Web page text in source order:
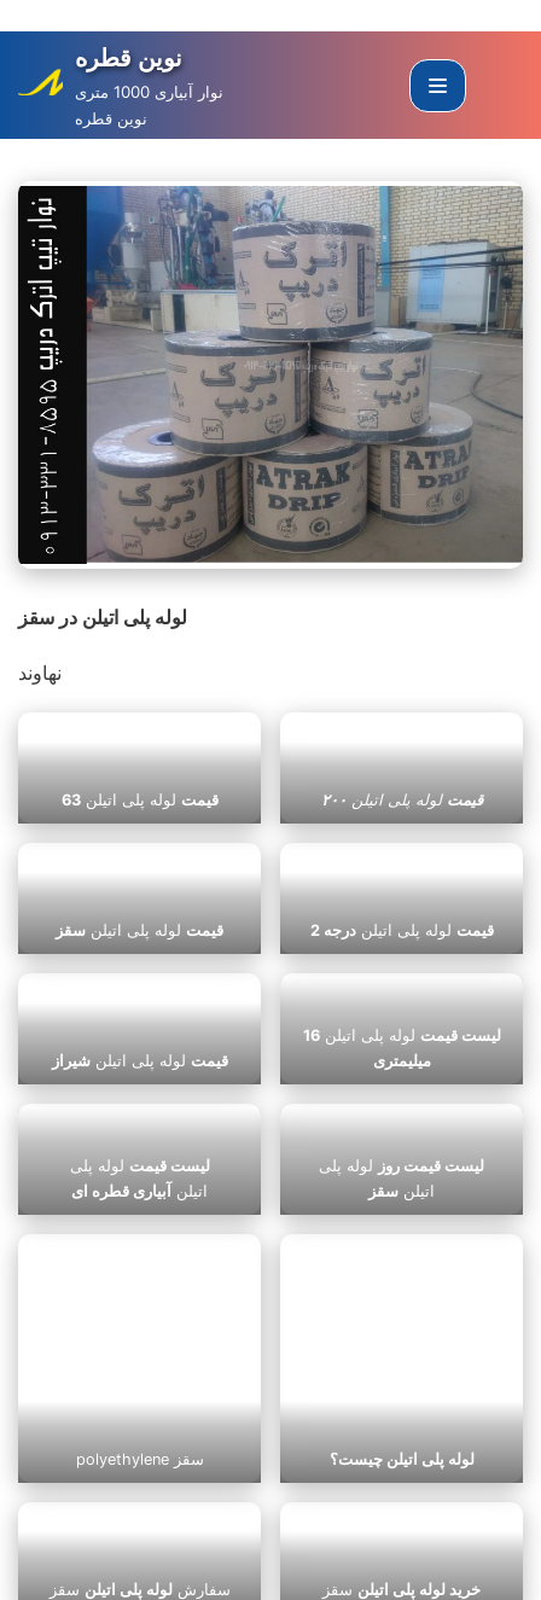
to
content
نوین قطره
نوار آبیاری 1000 متری
نوین قطره
لوله پلی اتیلن در سقز
نهاوند
قیمت لوله پلی اتیلن63 قیمت لوله پلی اتیلن ۲۰۰
قیمت لوله پلی اتیلن سقز قیمت لوله پلی اتیلندرجه 2
قیمت لوله پلی اتیلنشیراز
لیست قیمت لوله پلی اتیلن16
میلیمتری
لیست قیمت لوله پلی
اتیلن
آبیاری قطره ای
لیست قیمت روز
لوله پلی
اتیلن سقز
polyethylene سقز لوله پلی اتیلن چیست؟
سفارشلوله پلی اتیلن سقز خرید لوله پلی اتیلن سقز